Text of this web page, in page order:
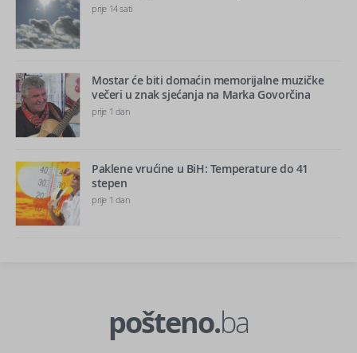
prije 14 sati
Mostar će biti domaćin memorijalne muzičke
večeri u znak sjećanja na Marka Govorčina
prije 1 dan
Paklene vrućine u BiH: Temperature do 41
stepen
prije 1 dan
pošteno.ba